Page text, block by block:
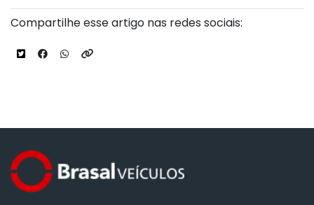
Compartilhe esse artigo nas redes sociais: